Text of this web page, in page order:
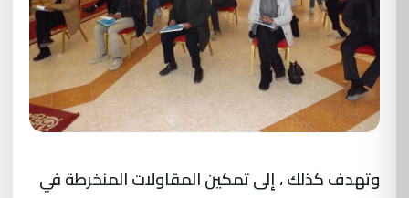
وتهدف كذلك ، إلى تمكين المقاولات المنخرطة في